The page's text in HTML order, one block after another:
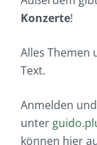
Konzerte!
Alles Themen
Text.
Anmelden
unter
können hier